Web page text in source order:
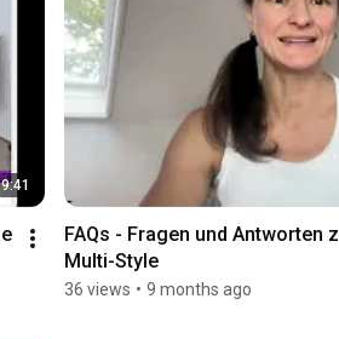
9:41
FAQs - Fragen und Antworten
Multi-Style
36 views • 9 months ago